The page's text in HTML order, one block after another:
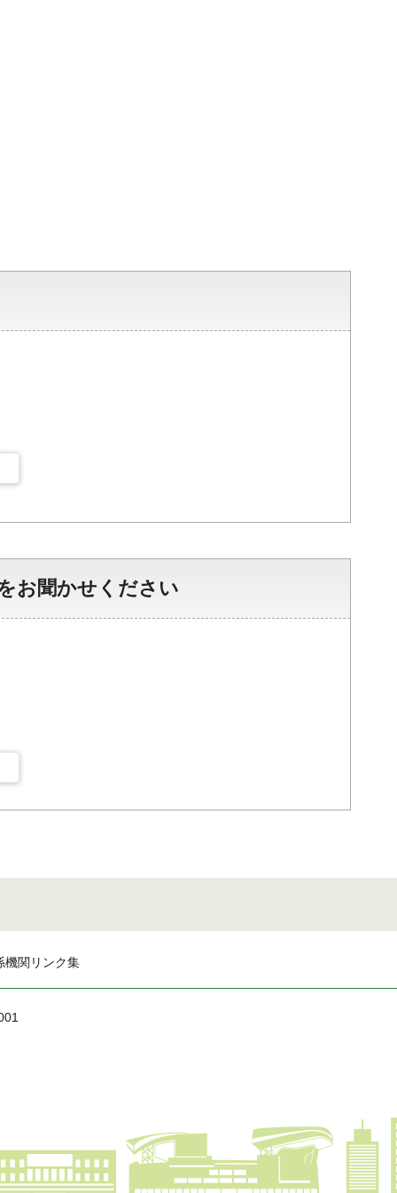
お聞かせください
機関リンク集